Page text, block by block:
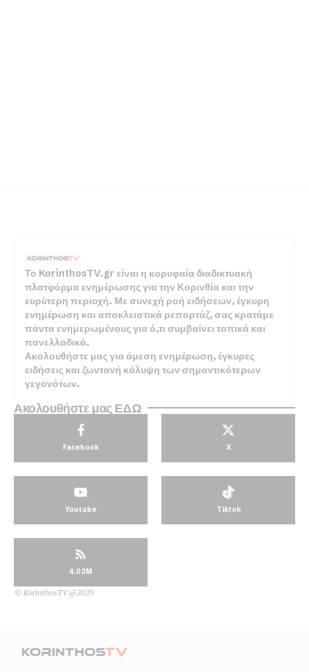
Το KorinthosTV.gr είναι η κορυφαία διαδικτυακή
πλατφόρμα ενημέρωσης για την Κορινθία και την
ευρύτερη περιοχή. Με συνεχή ροή ειδήσεων, έγκυρη
ενημέρωση και αποκλειστικά ρεπορτάζ, σας κρατάμε
πάντα ενημερωμένους για ό,τι συμβαίνει τοπικά και
πανελλαδικά.
Ακολουθήστε μας για άμεση ενημέρωση, έγκυρες
ειδήσεις και ζωντανή κάλυψη των σημαντικότερων
γεγονότων.
Ακολουθήστε μας ΕΔΩ
Facebook X
Youtube Tiktok
4.03M
© KorinthosTV @2025